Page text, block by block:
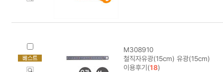
M308910
철직자유광(15cm) 유광(15cm)
이용후기(18)